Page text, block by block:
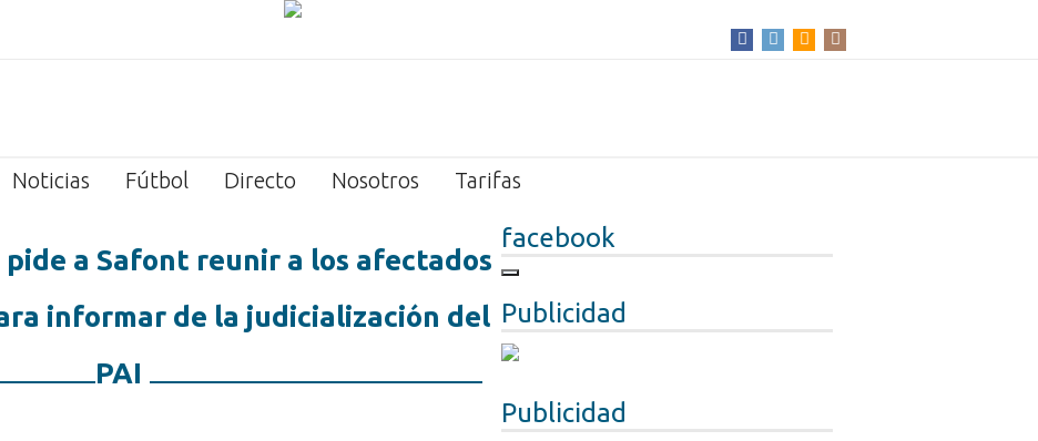
Noticias Fútbol Directo Nosotros Tarifas
facebook
Publicidad
Publicidad
pide a Safont reunir a los afectados
informar de la judicialización del
PAI